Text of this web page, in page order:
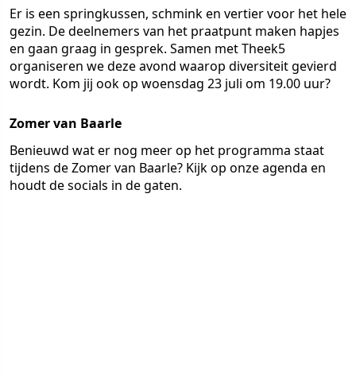
Er is een springkussen, schmink en vertier voor het hele
gezin. De deelnemers van het praatpunt maken hapjes
en gaan graag in gesprek. Samen met Theek5
organiseren we deze avond waarop diversiteit gevierd
wordt. Kom jij ook op woensdag 23 juli om 19.00 uur?
Zomer van Baarle
Benieuwd wat er nog meer op het programma staat
tijdens de Zomer van Baarle? Kijk op onze agenda en
houdt de socials in de gaten.